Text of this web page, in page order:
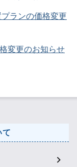
ランの価格変更
変更のお知らせ
て